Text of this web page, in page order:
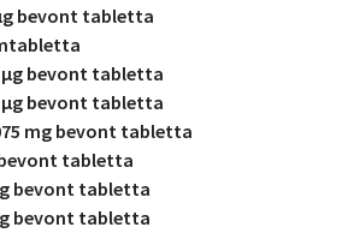
bevont tabletta
µg bevont tabletta
µg bevont tabletta
mg bevont tabletta
bevont tabletta
bevont tabletta
bevont tabletta